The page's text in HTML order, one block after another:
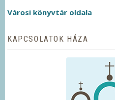
Városi könyvtár oldala
KAPCSOLATOK HÁZA